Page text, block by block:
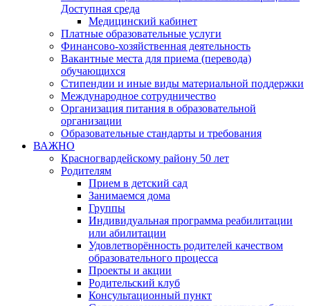
Доступная среда
Медицинский кабинет
Платные образовательные услуги
Финансово-хозяйственная деятельность
Вакантные места для приема (перевода)
обучающихся
Стипендии и иные виды материальной поддержки
Международное сотрудничество
Организация питания в образовательной
организации
Образовательные стандарты и требования
ВАЖНО
Красногвардейскому району 50 лет
Родителям
Прием в детский сад
Занимаемся дома
Группы
Индивидуальная программа реабилитации
или абилитации
Удовлетворённость родителей качеством
образовательного процесса
Проекты и акции
Родительский клуб
Консультационный пункт